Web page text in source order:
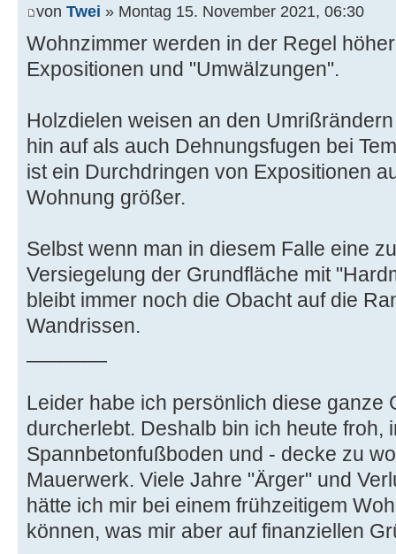
von Twei » Montag 15. November 2021, 06:30
Wohnzimmer werden in der Regel
Expositionen und "Umwälzungen".
Holzdielen weisen an den
hin auf als auch Dehnungsfugen bei
ist ein Durchdringen von Expositionen
Wohnung größer.
Selbst wenn man in diesem Falle eine
Versiegelung der Grundfläche mit
bleibt immer noch die Obacht auf die
Wandrissen.
Leider habe ich persönlich diese ganze
durcherlebt. Deshalb bin ich heute froh,
Spannbetonfußboden und - decke zu
Mauerwerk. Viele Jahre "Ärger" und
hätte ich mir bei einem frühzeitigem
können, was mir aber auf finanziellen